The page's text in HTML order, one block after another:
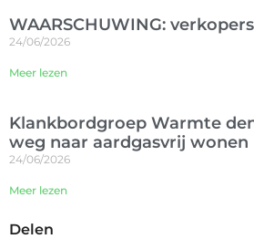
WAARSCHUWING:
24/06/2026
Meer lezen
Klankbordgroep Warmte
weg naar aardgasvrij wonen
24/06/2026
Meer lezen
Delen